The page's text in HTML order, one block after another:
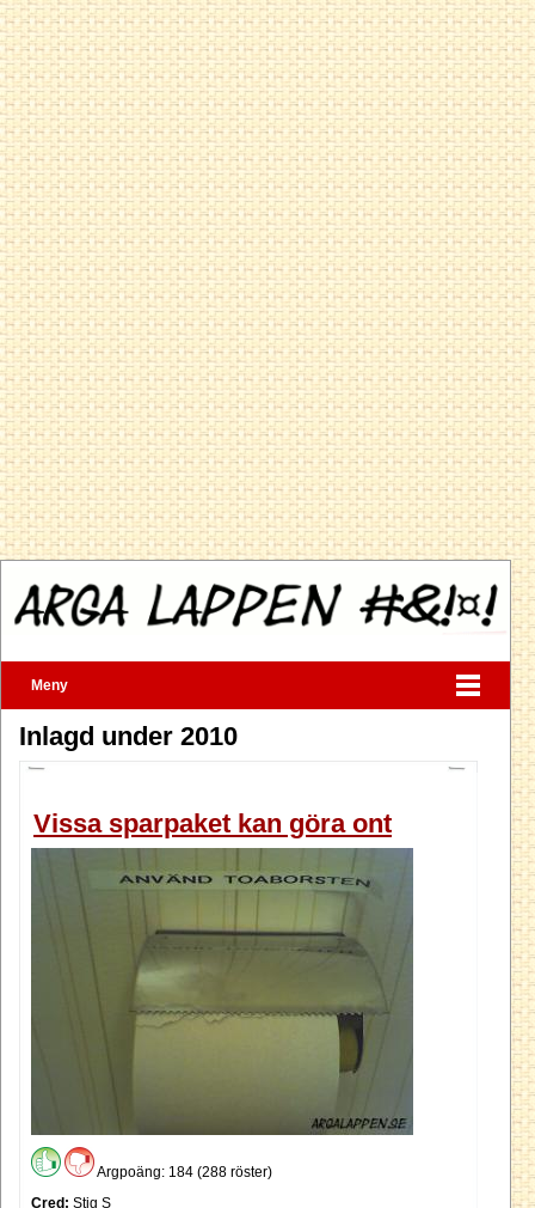
Meny
Inlagd under 2010
Vissa sparpaket kan göra ont
Argpoäng: 184 (288 röster)
Cred: Stig S